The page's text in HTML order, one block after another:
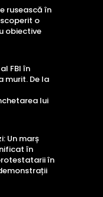
rusească în
o
obiective
FBI în
murit. De la
lui
Un marș
în
în